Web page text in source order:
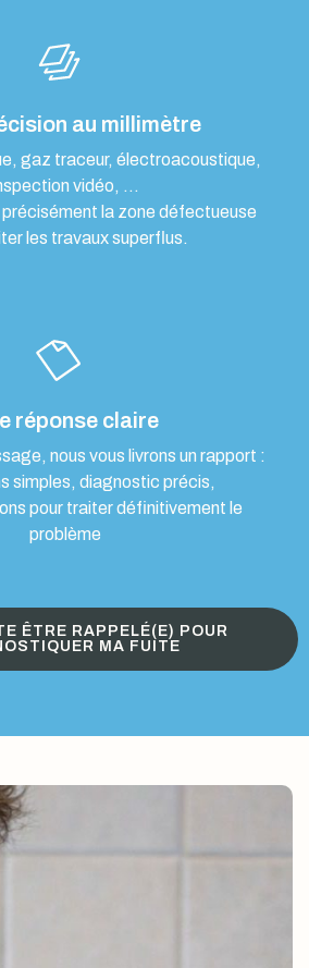
au millimètre
gaz traceur, électroacoustique,
vidéo, …
la zone défectueuse
les travaux superflus.
réponse claire
nous vous livrons un rapport :
simples, diagnostic précis,
pour traiter définitivement le
problème
ÊTRE RAPPELÉ(E) POUR
MA FUITE